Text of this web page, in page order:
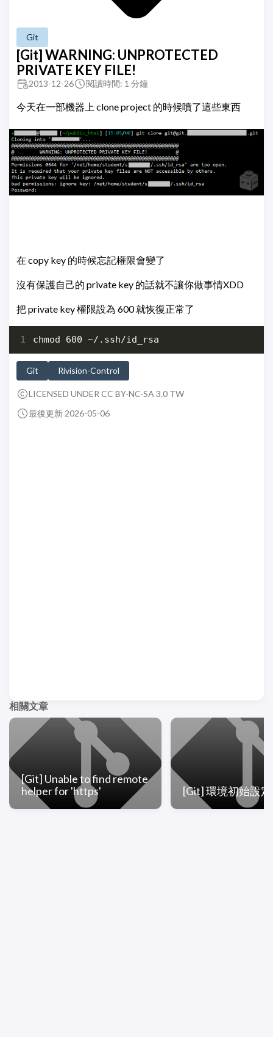
Git
[Git] WARNING: UNPROTECTED
PRIVATE KEY FILE!
2013-12-26 閱讀時間: 1 分鐘
今天在一部機器上 clone project 的時候噴了這些東西
在 copy key 的時候忘記權限會變了
沒有保護自己的 private key 的話就不讓你做事情XDD
把 private key 權限設為 600 就恢復正常了
Git Rivision-Control
LICENSED UNDER CC BY-NC-SA 3.0 TW
最後更新 2026-05-06
相關文章
[Git] Unable to find remote
helper for 'https'
[Git] 環境初始設定